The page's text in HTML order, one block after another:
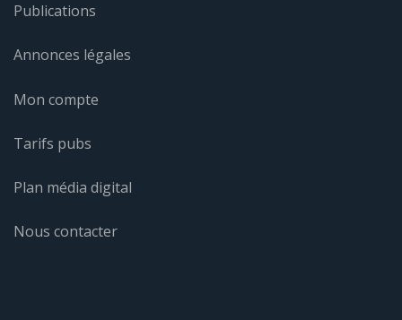
Publications
Annonces légales
Mon compte
Tarifs pubs
Plan média digital
Nous contacter